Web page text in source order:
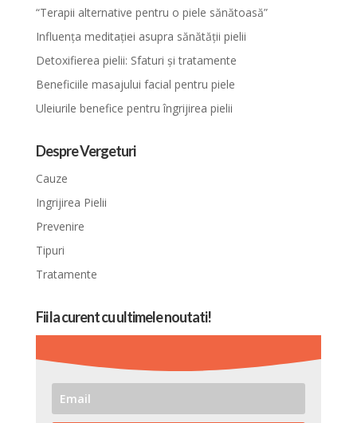
“Terapii alternative pentru o piele sănătoasă”
Influența meditației asupra sănătății pielii
Detoxifierea pielii: Sfaturi și tratamente
Beneficiile masajului facial pentru piele
Uleiurile benefice pentru îngrijirea pielii
Despre Vergeturi
Cauze
Ingrijirea Pielii
Prevenire
Tipuri
Tratamente
Fii la curent cu ultimele noutati!